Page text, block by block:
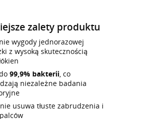
zalety produktu
wygody jednorazowej
z wysoką skutecznością
99,9% bakterii , co
niezależne badania
usuwa tłuste zabrudzenia i